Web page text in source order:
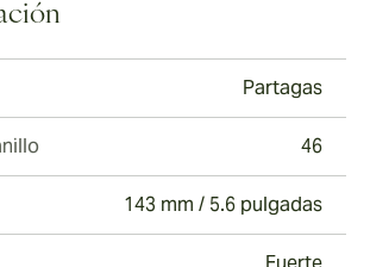
Partagas
46
143 mm / 5.6 pulgadas